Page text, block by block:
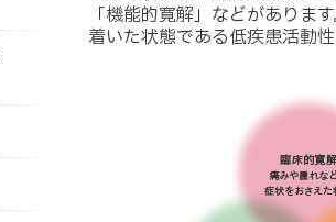
「機能的寛解」などがありま
着いた状態である低疾患活動